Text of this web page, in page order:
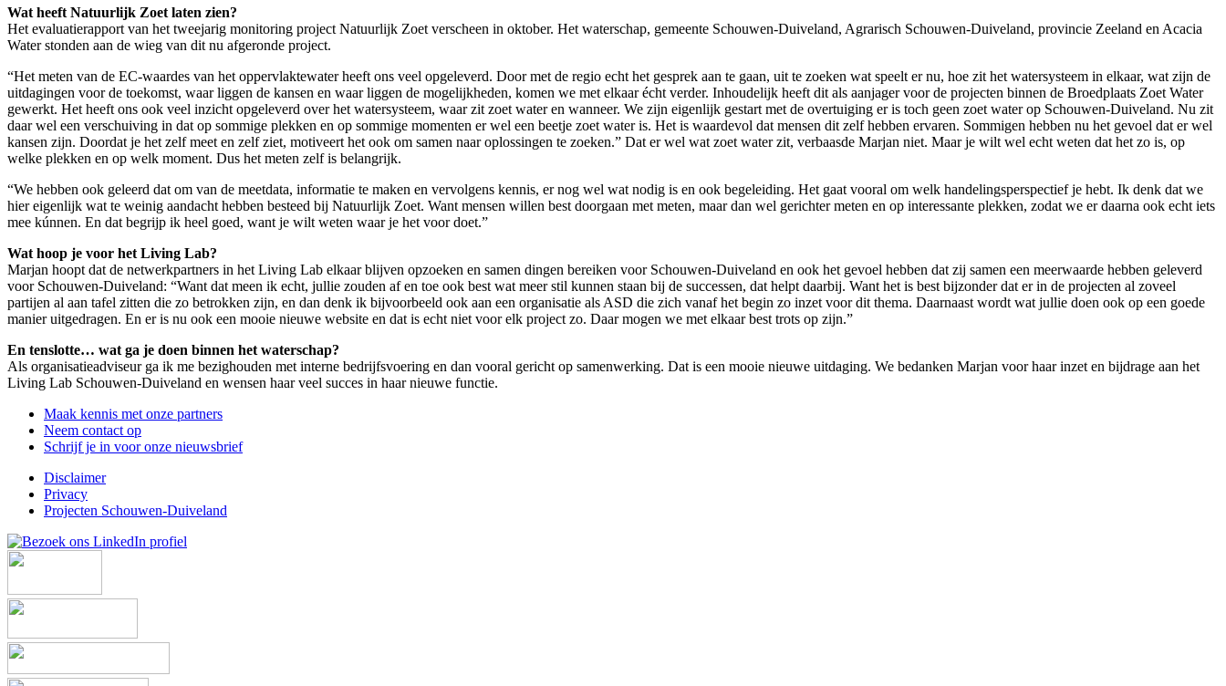
Wat heeft Natuurlijk Zoet laten zien?
Het evaluatierapport van het tweejarig monitoring project Natuurlijk Zoet verscheen in oktober. Het waterschap, gemeente Schouwen-Duiveland, Agrarisch Schouwen-Duiveland, provincie Zeeland en Acacia
Water stonden aan de wieg van dit nu afgeronde project.
“Het meten van de EC-waardes van het oppervlaktewater heeft ons veel opgeleverd. Door met de regio echt het gesprek aan te gaan, uit te zoeken wat speelt er nu, hoe zit het watersysteem in elkaar, wat zijn de
uitdagingen voor de toekomst, waar liggen de kansen en waar liggen de mogelijkheden, komen we met elkaar écht verder. Inhoudelijk heeft dit als aanjager voor de projecten binnen de Broedplaats Zoet Water
gewerkt. Het heeft ons ook veel inzicht opgeleverd over het watersysteem, waar zit zoet water en wanneer. We zijn eigenlijk gestart met de overtuiging er is toch geen zoet water op Schouwen-Duiveland. Nu zit
daar wel een verschuiving in dat op sommige plekken en op sommige momenten er wel een beetje zoet water is. Het is waardevol dat mensen dit zelf hebben ervaren. Sommigen hebben nu het gevoel dat er wel
kansen zijn. Doordat je het zelf meet en zelf ziet, motiveert het ook om samen naar oplossingen te zoeken.” Dat er wel wat zoet water zit, verbaasde Marjan niet. Maar je wilt wel echt weten dat het zo is, op
welke plekken en op welk moment. Dus het meten zelf is belangrijk.
“We hebben ook geleerd dat om van de meetdata, informatie te maken en vervolgens kennis, er nog wel wat nodig is en ook begeleiding. Het gaat vooral om welk handelingsperspectief je hebt. Ik denk dat we
hier eigenlijk wat te weinig aandacht hebben besteed bij Natuurlijk Zoet. Want mensen willen best doorgaan met meten, maar dan wel gerichter meten en op interessante plekken, zodat we er daarna ook echt iets
mee kúnnen. En dat begrijp ik heel goed, want je wilt weten waar je het voor doet.”
Wat hoop je voor het Living Lab?
Marjan hoopt dat de netwerkpartners in het Living Lab elkaar blijven opzoeken en samen dingen bereiken voor Schouwen-Duiveland en ook het gevoel hebben dat zij samen een meerwaarde hebben geleverd
voor Schouwen-Duiveland: “Want dat meen ik echt, jullie zouden af en toe ook best wat meer stil kunnen staan bij de successen, dat helpt daarbij. Want het is best bijzonder dat er in de projecten al zoveel
partijen al aan tafel zitten die zo betrokken zijn, en dan denk ik bijvoorbeeld ook aan een organisatie als ASD die zich vanaf het begin zo inzet voor dit thema. Daarnaast wordt wat jullie doen ook op een goede
manier uitgedragen. En er is nu ook een mooie nieuwe website en dat is echt niet voor elk project zo. Daar mogen we met elkaar best trots op zijn.”
En tenslotte… wat ga je doen binnen het waterschap?
Als organisatieadviseur ga ik me bezighouden met interne bedrijfsvoering en dan vooral gericht op samenwerking. Dat is een mooie nieuwe uitdaging. We bedanken Marjan voor haar inzet en bijdrage aan het
Living Lab Schouwen-Duiveland en wensen haar veel succes in haar nieuwe functie.
Maak kennis met onze partners
Neem contact op
Schrijf je in voor onze nieuwsbrief
Disclaimer
Privacy
Projecten Schouwen-Duiveland